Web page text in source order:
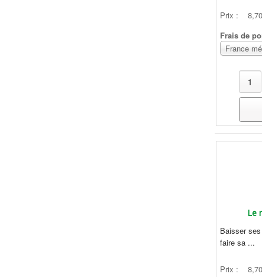
Prix :
Frais de
Le
Baisser
faire sa ...
Prix :